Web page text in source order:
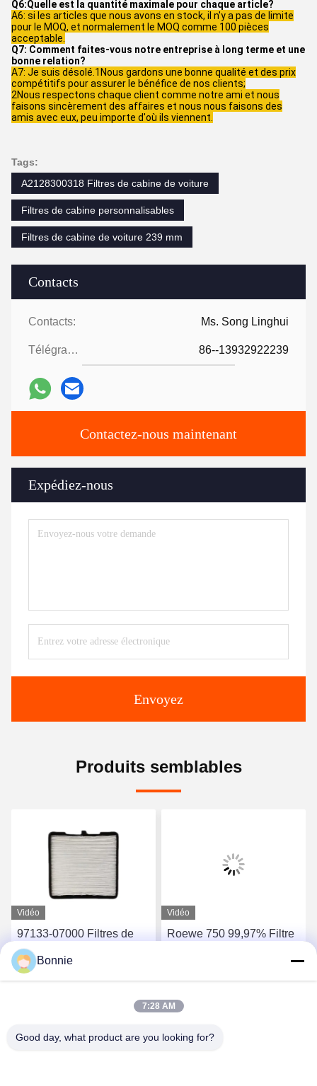
Contacts
Contacts: Ms. Song Linghui
Télégramme: 86--13932922239
Contactez-nous maintenant
Expédiez-nous
Envoyez
Q6:Quelle est la quantité maximale pour chaque article?
A6: si les articles que nous avons en stock, il n'y a pas de limite
pour le MOQ, et normalement le MOQ comme 100 pièces
acceptable.
Q7: Comment faites-vous notre entreprise à long terme et une
bonne relation?
A7: Je suis désolé.1Nous gardons une bonne qualité et des prix
compétitifs pour assurer le bénéfice de nos clients;
2Nous respectons chaque client comme notre ami et nous
faisons sincèrement des affaires et nous nous faisons des
amis avec eux, peu importe d'où ils viennent.
Tags:
A2128300318 Filtres de cabine de voiture
Filtres de cabine personnalisables
Filtres de cabine de voiture 239 mm
Produits semblables
Vidéo
97133-07000 Filtres de
cabine de voiture Pour
Toyota Honda Hyundai
Kia BMW Mercedes-Benz
Obtenez le meilleur prix
Vidéo
Roewe 750 99,97% Filtre
Bonnie
7:28 AM
Good day, what product are you looking for?